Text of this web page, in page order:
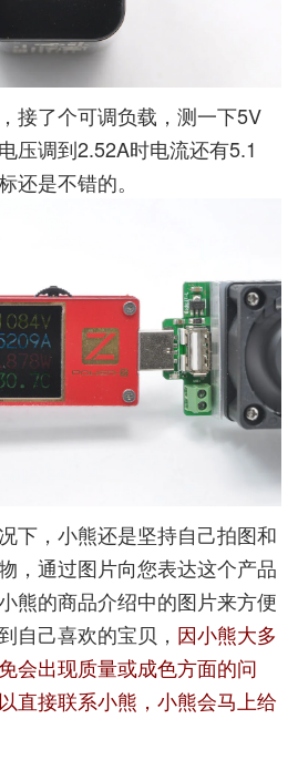
接了个可调负载，测一下5V
压调到2.52A时电流还有5.1
还是不错的。
下，小熊还是坚持自己拍图和
，通过图片向您表达这个产品
熊的商品介绍中的图片来方便
自己喜欢的宝贝， 因小熊大多
会出现质量或成色方面的问
直接联系小熊，小熊会马上给